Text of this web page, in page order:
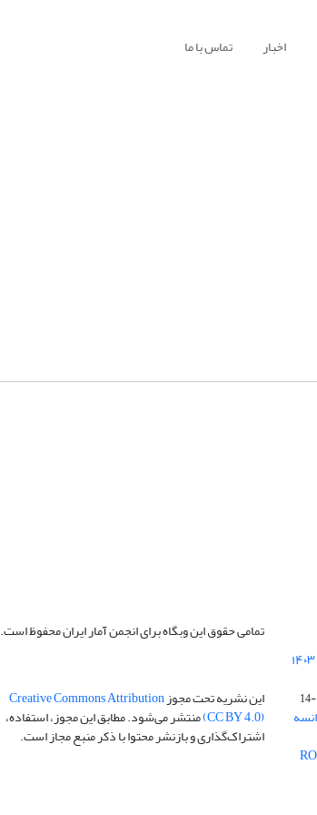
اخبار تماس با ما
تمامی حقوق این وبگاه برای انجمن آمار ایران محفوظ است.
این نشریه تحت مجوزCreative Commons Attribution
(CC BY 4.0)منتشر می‌شود. مطابق این مجوز، استفاده،
اشتراک‌گذاری و بازنشر محتوا با ذکر منبع مجاز است.